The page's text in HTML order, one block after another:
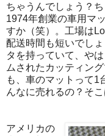
ちゃうんでしょう？
1974年創業の車用マ
すか（笑）。工場は
配送時間も短いでし
タを持っていて、や
ムされたカッティン
も、車のマットって1
んなに売れるの？そ
アメリカの